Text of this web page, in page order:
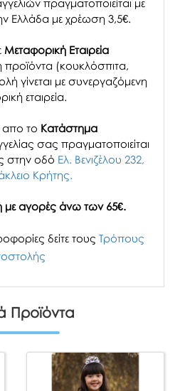
πραγματοποιείται με
Ελλάδα με χρέωση 3,5€.
Μεταφορική Εταιρεία
προϊόντα (κουκλόσπιτα,
γίνεται με συνεργαζόμενη
εταιρεία.
το Κατάστημα
σας πραγματοποιείται
στην οδό Ελ. Βενιζέλου 232,
Κρήτης.
αγορές άνω των 65€.
δείτε τους Τρόπους
Προϊόντα